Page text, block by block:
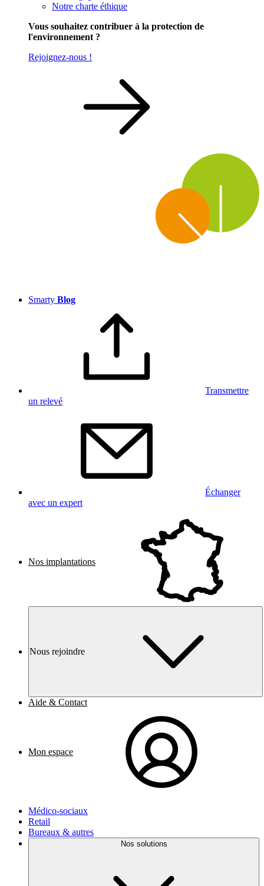
Notre charte éthique
Vous souhaitez contribuer à la protection de
l'environnement ?
Rejoignez-nous !
Smarty Blog
Transmettre
un relevé
Échanger
avec un expert
Nos implantations
Nous rejoindre
Aide & Contact
Mon espace
Médico-sociaux
Retail
Bureaux & autres
Nos solutions